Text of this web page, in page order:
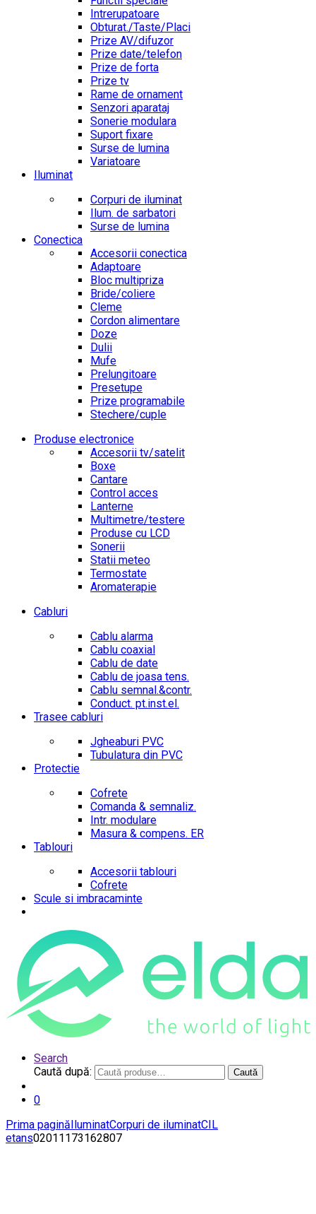
Intrerupatoare
Obturat./Taste/Placi
Prize AV/difuzor
Prize date/telefon
Prize de forta
Prize tv
Rame de ornament
Senzori aparataj
Sonerie modulara
Suport fixare
Surse de lumina
Variatoare
Iluminat
Corpuri de iluminat
Ilum. de sarbatori
Surse de lumina
Conectica
Accesorii conectica
Adaptoare
Bloc multipriza
Bride/coliere
Cleme
Cordon alimentare
Doze
Dulii
Mufe
Prelungitoare
Presetupe
Prize programabile
Stechere/cuple
Produse electronice
Accesorii tv/satelit
Boxe
Cantare
Control acces
Lanterne
Multimetre/testere
Produse cu LCD
Sonerii
Statii meteo
Termostate
Aromaterapie
Cabluri
Cablu alarma
Cablu coaxial
Cablu de date
Cablu de joasa tens.
Cablu semnal.&contr.
Conduct. pt.inst.el.
Trasee cabluri
Jgheaburi PVC
Tubulatura din PVC
Protectie
Cofrete
Comanda & semnaliz.
Intr. modulare
Masura & compens. ER
Tablouri
Accesorii tablouri
Cofrete
Scule si imbracaminte
Search
Caută după:
Caută
0
Prima paginăIluminatCorpuri de iluminatCIL
etans02011173162807